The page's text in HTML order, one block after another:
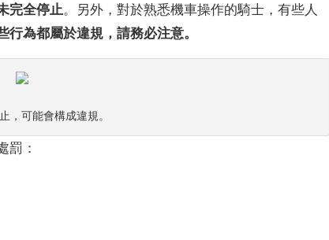
完全停止。另外，對於熟悉機車操作的騎士，有些人
為都屬於違規，請務必注意。
，可能會構成違規。
罰：